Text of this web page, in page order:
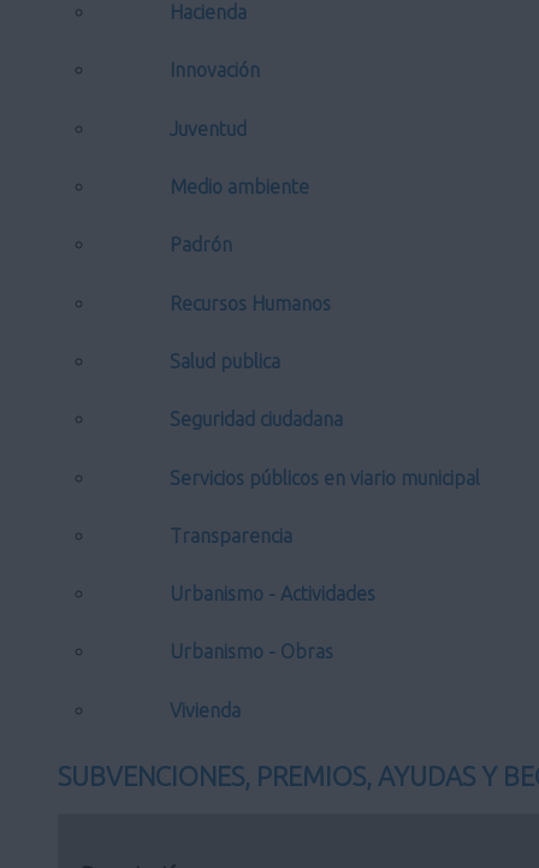
Hacienda
Innovación
Juventud
Medio ambiente
Padrón
Recursos Humanos
Salud publica
Seguridad ciudadana
Servicios públicos en viario municipal
Transparencia
Urbanismo - Actividades
Urbanismo - Obras
Vivienda
SUBVENCIONES, PREMIOS, AYUDAS Y